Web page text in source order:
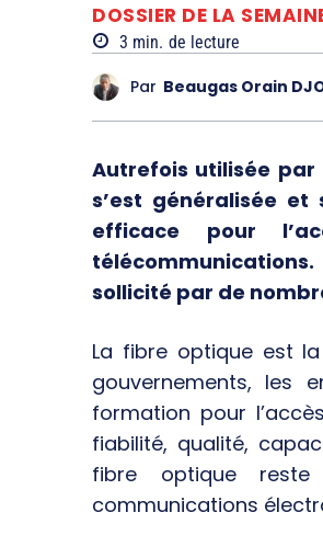
DOSSIER DE LA
3 min. de lecture
Par Beaugas Orain
Autrefois utilisée
s’est généralisée
efficace pour
sollicité par de
La fibre optique est
gouvernements, les
formation pour
fiabilité, qualité,
fibre optique
communications